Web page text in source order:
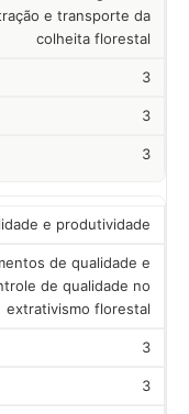
e transporte da
colheita florestal
3
3
3
e produtividade
de qualidade e
de qualidade no
extrativismo florestal
3
3